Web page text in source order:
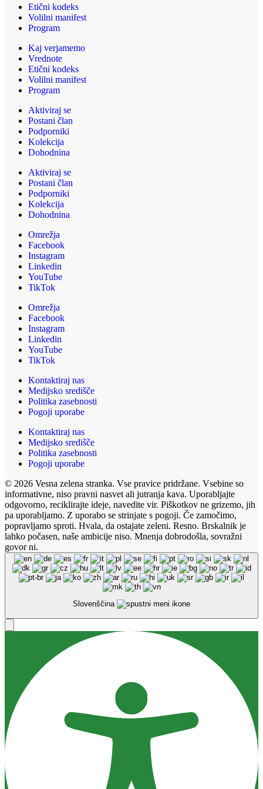
Etični kodeks
Volilni manifest
Program
Kaj verjamemo
Vrednote
Etični kodeks
Volilni manifest
Program
Aktiviraj se
Postani član
Podporniki
Kolekcija
Dohodnina
Aktiviraj se
Postani član
Podporniki
Kolekcija
Dohodnina
Omrežja
Facebook
Instagram
Linkedin
YouTube
TikTok
Omrežja
Facebook
Instagram
Linkedin
YouTube
TikTok
Kontaktiraj nas
Medijsko središče
Politika zasebnosti
Pogoji uporabe
Kontaktiraj nas
Medijsko središče
Politika zasebnosti
Pogoji uporabe
© 2026 Vesna zelena stranka. Vse pravice pridržane. Vsebine so
informativne, niso pravni nasvet ali jutranja kava. Uporabljajte
odgovorno, reciklirajte ideje, navedite vir. Piškotkov ne grizemo, jih
pa uporabljamo. Z uporabo se strinjate s pogoji. Če zamočimo,
popravljamo sproti. Hvala, da ostajate zeleni. Resno. Brskalnik je
lahko počasen, naše ambicije niso. Mnenja dobrodošla, sovražni
govor ni.
Slovenščina